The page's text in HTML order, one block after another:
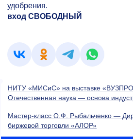
удобрения.
вход СВОБОДНЫЙ
НИТУ «МИСиС» на выставке
Отечественная наука — основа
Мастер-класс О.Ф. Рыбальченко —
биржевой торговли «АЛОР»